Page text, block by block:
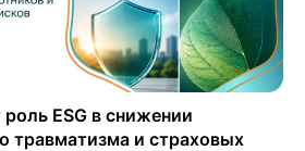
ESG в снижении
травматизма и страховых